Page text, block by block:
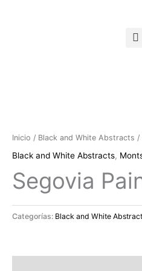
Inicio / Black and White Abstracts /
Black and White Abstracts,
Segovia
Categorías: Black and White